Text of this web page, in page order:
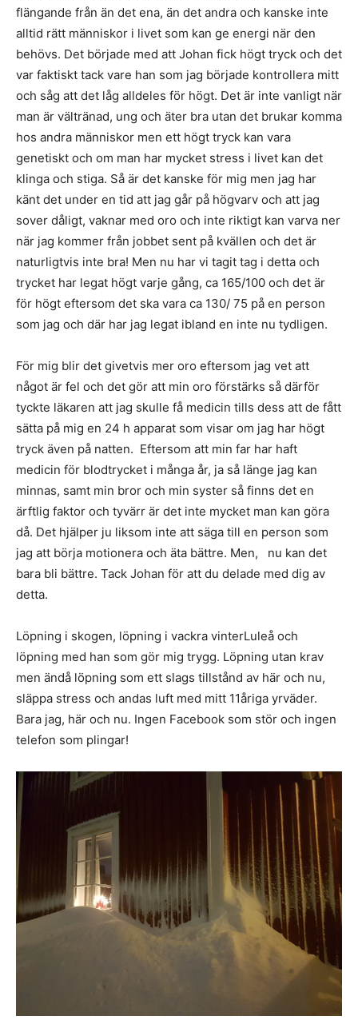
flängande från än det ena, än det andra och kanske inte
alltid rätt människor i livet som kan ge energi när den
behövs. Det började med att Johan fick högt tryck och det
var faktiskt tack vare han som jag började kontrollera mitt
och såg att det låg alldeles för högt. Det är inte vanligt när
man är vältränad, ung och äter bra utan det brukar komma
hos andra människor men ett högt tryck kan vara
genetiskt och om man har mycket stress i livet kan det
klinga och stiga. Så är det kanske för mig men jag har
känt det under en tid att jag går på högvarv och att jag
sover dåligt, vaknar med oro och inte riktigt kan varva ner
när jag kommer från jobbet sent på kvällen och det är
naturligtvis inte bra! Men nu har vi tagit tag i detta och
trycket har legat högt varje gång, ca 165/100 och det är
för högt eftersom det ska vara ca 130/ 75 på en person
som jag och där har jag legat ibland en inte nu tydligen.
För mig blir det givetvis mer oro eftersom jag vet att
något är fel och det gör att min oro förstärks så därför
tyckte läkaren att jag skulle få medicin tills dess att de fått
sätta på mig en 24 h apparat som visar om jag har högt
tryck även på natten. Eftersom att min far har haft
medicin för blodtrycket i många år, ja så länge jag kan
minnas, samt min bror och min syster så finns det en
ärftlig faktor och tyvärr är det inte mycket man kan göra
då. Det hjälper ju liksom inte att säga till en person som
jag att börja motionera och äta bättre. Men, nu kan det
bara bli bättre. Tack Johan för att du delade med dig av
detta.
Löpning i skogen, löpning i vackra vinterLuleå och
löpning med han som gör mig trygg. Löpning utan krav
men ändå löpning som ett slags tillstånd av här och nu,
släppa stress och andas luft med mitt 11åriga yrväder.
Bara jag, här och nu. Ingen Facebook som stör och ingen
telefon som plingar!